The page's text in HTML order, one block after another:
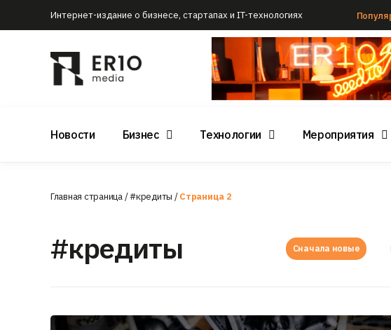
Интернет-издание о бизнесе, стартапах и IT-технологиях
Новости Бизнес Технологии Мероприятия
Главная страница/#кредиты /Страница 2
#кредиты Сначала новые